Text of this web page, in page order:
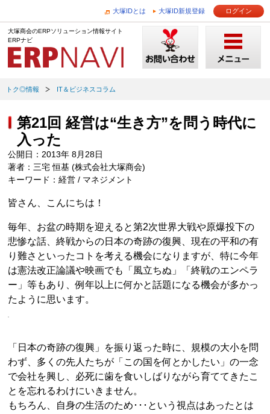
大塚IDとは 大塚ID新規登録 ログイン
大塚商会のERPソリューション情報サイト
ERPナビ
トク◎情報 IT＆ビジネスコラム
第21回 経営は“生き方”を問う時代に
入った
公開日：2013年 8月28日
著者：三宅 恒基 (株式会社大塚商会)
キーワード：経営 / マネジメント
皆さん、こんにちは！
毎年、お盆の時期を迎えると第2次世界大戦や原爆投下の
悲惨な話、終戦からの日本の奇跡の復興、現在の平和の有
り難さといったコトを考える機会になりますが、特に今年
は憲法改正論議や映画でも「風立ちぬ」「終戦のエンペラ
ー」等もあり、例年以上に何かと話題になる機会が多かっ
たように思います。
「日本の奇跡の復興」を振り返った時に、規模の大小を問
わず、多くの先人たちが「この国を何とかしたい」の一念
で会社を興し、必死に歯を食いしばりながら育ててきたこ
とを忘れるわけにいきません。
もちろん、自身の生活のため･･･という視点はあったとは